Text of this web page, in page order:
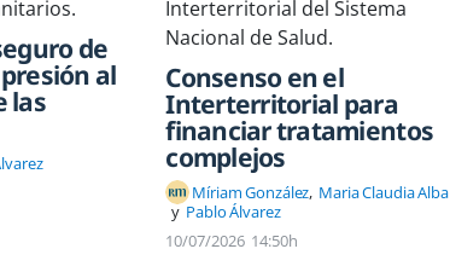
de
al
las
Consenso en el
Interterritorial para
financiar tratamientos
complejos
Míriam González Maria Claudia Alba
Pablo Álvarez
10/07/2026 14:50h